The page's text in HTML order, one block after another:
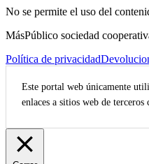
No se permite el uso del
MásPúblico sociedad
Política de privacidad
Este portal web únicamente
enlaces a sitios web de